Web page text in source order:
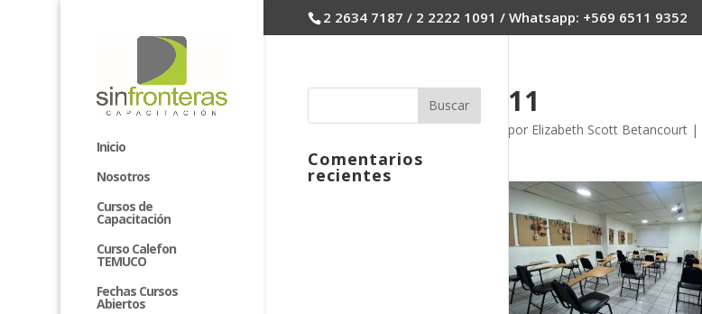
2 2634 7187 / 2 2222 1091 / Whatsapp: +569 6511 9352
Inicio
Nosotros
Cursos de
Capacitación
Curso Calefon
TEMUCO
Fechas Cursos
Abiertos
11
por Elizabeth Scott Betancourt|
Comentarios
recientes